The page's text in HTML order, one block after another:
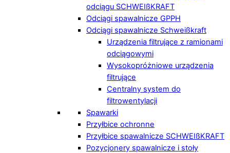
odciągu SCHWEIßKRAFT
Odciągi spawalnicze GPPH
Odciągi spawalnicze Schweißkraft
Urządzenia filtrujące z ramionami
odciągowymi
Wysokopróżniowe urządzenia
filtrujące
Centralny system do
filtrowentylacji
Spawarki
Przyłbice ochronne
Przyłbice spawalnicze SCHWEIßKRAFT
Pozycjonery spawalnicze i stoły